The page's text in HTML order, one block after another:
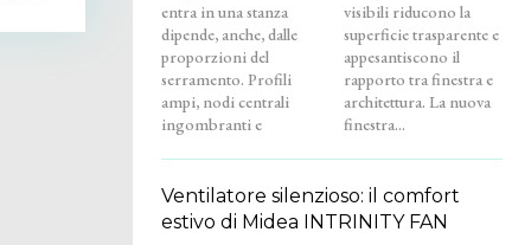
entra in una stanza
dipende, anche, dalle
proporzioni del
serramento. Profili
ampi, nodi centrali
ingombranti e
visibili riducono la
superficie trasparente e
appesantiscono il
rapporto tra finestra e
architettura. La nuova
finestra...
Ventilatore silenzioso: il comfort
estivo di Midea INTRINITY FAN